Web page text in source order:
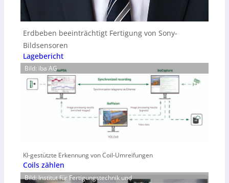
Erdbeben beeinträchtigt Fertigung von Sony-
Bildsensoren
Lagebericht
Bild: iba AG
KI-gestützte Erkennung von Coil-Umreifungen
Coils zählen
Bild: Institut für Fertigungstechnik und